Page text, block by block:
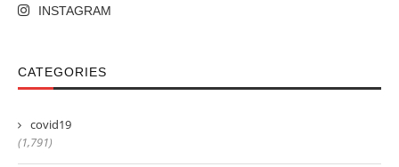
INSTAGRAM
CATEGORIES
covid19
(1,791)